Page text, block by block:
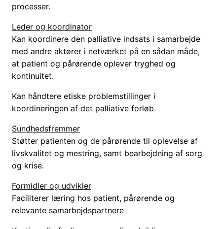
processer.
Leder og koordinator
Kan koordinere den palliative indsats i samarbejde
med andre aktører i netværket på en sådan måde,
at patient og pårørende oplever tryghed og
kontinuitet.
Kan håndtere etiske problemstillinger i
koordineringen af det palliative forløb.
Sundhedsfremmer
Støtter patienten og de pårørende til oplevelse af
livskvalitet og mestring, samt bearbejdning af sorg
og krise.
Formidler og udvikler
Faciliterer læring hos patient, pårørende og
relevante samarbejdspartnere